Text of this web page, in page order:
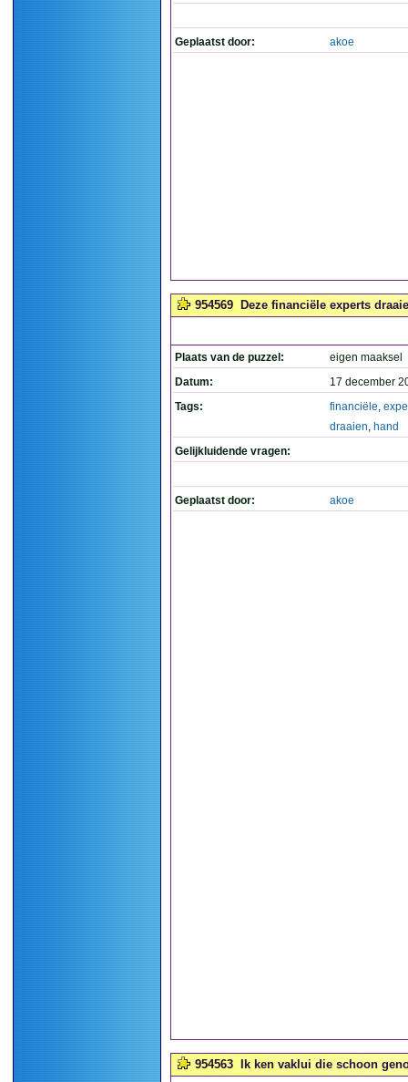
Geplaatst door: akoe
954569 Deze financiële experts
Plaats van de puzzel:
eigen maaksel
Datum:
17 december
Tags:
financiële,
draaien, hand
Gelijkluidende vragen:
Geplaatst door: akoe
954563 Ik ken vaklui die schoon